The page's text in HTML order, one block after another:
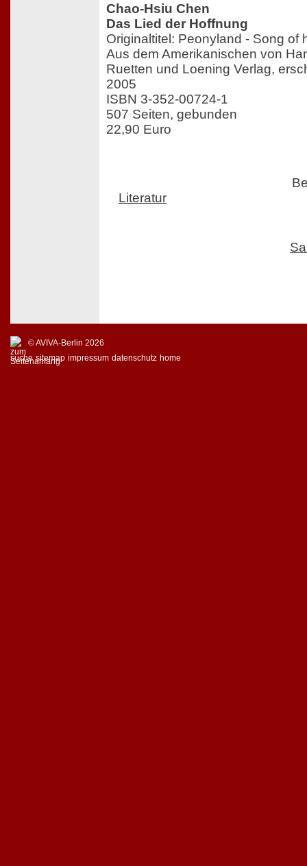
Chao-Hsiu Chen
Das Lied der Hoffnung
Originaltitel: Peonyland - Song of
Aus dem Amerikanischen von
Ruetten und Loening Verlag,
2005
ISBN 3-352-00724-1
507 Seiten, gebunden
22,90 Euro
Literatur
© AVIVA-Berlin 2026
suche sitemap impressum datenschutz home